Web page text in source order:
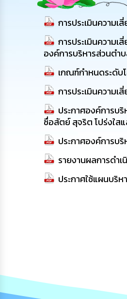
การประเมินความ
การประเมินความ
องค์การบริหารส่วนตำ
เกณฑ์กำหนดระดับ
การประเมินความ
ประกาศองค์การบ
ซื่อสัตย์ สุจริต โปร่งใส
ประกาศองค์การบ
รายงานผลการดำ
ประกาศใช้แผนบริ